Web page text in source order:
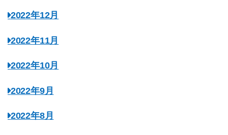
2022年12月
2022年11月
2022年10月
2022年9月
2022年8月